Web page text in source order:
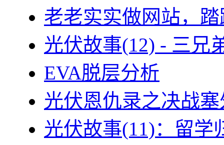
老老实实做网站，
光伏故事(12) - 三兄
EVA脱层分析
光伏恩仇录之决战
光伏故事(11)：留学